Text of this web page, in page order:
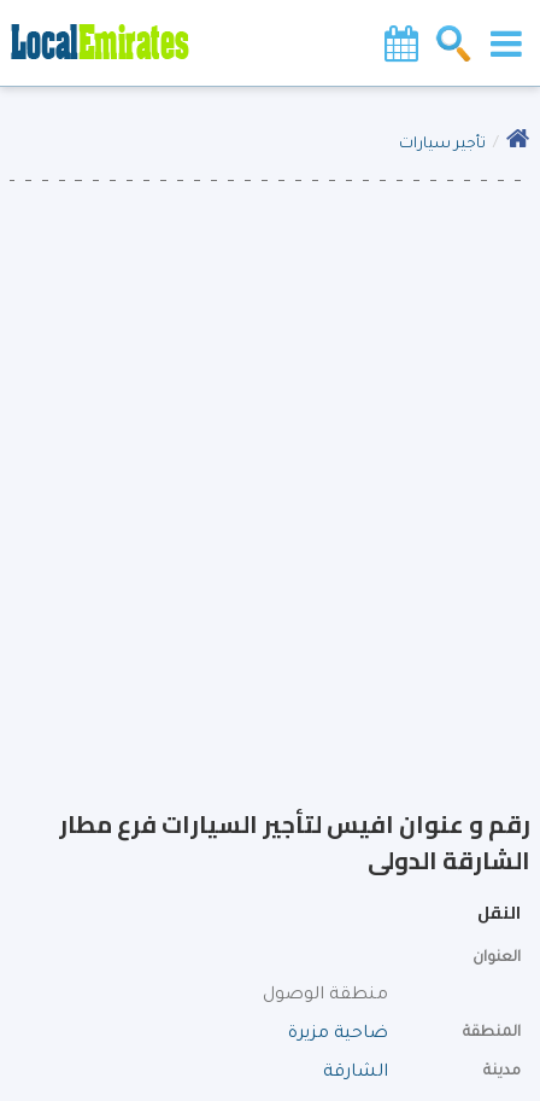
تأجير سيارات
رقم و عنوان افيس لتأجير السيارات فرع مطار
الشارقة الدولى
النقل
العنوان
منطقة الوصول
المنطقة ضاحية مزيرة
مدينة الشارقة